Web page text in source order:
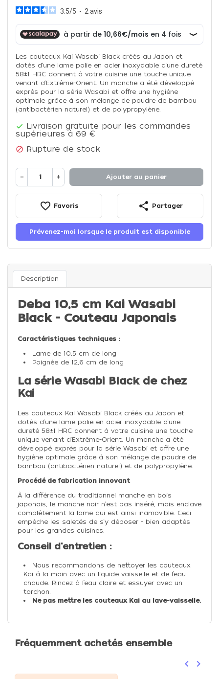
3.5/5 - 2 avis
Les couteaux Kai Wasabi Black créés au Japon et
dotés d‘une lame polie en acier inoxydable d‘une dureté
58±1 HRC donnent à votre cuisine une touche unique
venant d‘Extrême-Orient. Un manche a été développé
exprès pour la série Wasabi et offre une hygiène
optimale grâce à son mélange de poudre de bambou
(antibactérien naturel) et de polypropylène.
 Livraison gratuite pour les commandes
supérieures à 69 €
 Rupture de stock
− + Ajouter au panier
favorite_border Favoris share Partager
Prévenez-moi lorsque le produit est disponible
Description
Deba 10,5 cm Kai Wasabi
Black - Couteau Japonais
Caractéristiques techniques :
Lame de 10,5 cm de long
Poignée de 12,6 cm de long
La série Wasabi Black de chez
Kai
Les couteaux Kai Wasabi Black créés au Japon et
dotés d‘une lame polie en acier inoxydable d‘une
dureté 58±1 HRC donnent à votre cuisine une touche
unique venant d‘Extrême-Orient. Un manche a été
développé exprès pour la série Wasabi et offre une
hygiène optimale grâce à son mélange de poudre de
bambou (antibactérien naturel) et de polypropylène.
Procédé de fabrication innovant
À la différence du traditionnel manche en bois
japonais, le manche noir n‘est pas inséré, mais enclave
complètement la lame qui est ainsi inamovible. Ceci
empêche les saletés de s‘y déposer - bien adaptés
pour les grandes cuisines.
Conseil d'entretien :
Nous recommandons de nettoyer les couteaux
Kai à la main avec un liquide vaisselle et de l’eau
chaude. Rincez à l’eau claire et essuyer avec un
torchon.
Ne pas mettre les couteaux Kai au lave-vaisselle.
Fréquemment achetés ensemble
Précédent
keyboard_arrow_left keyboard_arrow_right